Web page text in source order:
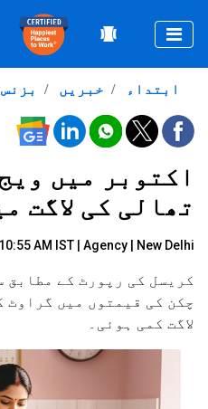
بزنس خبریں ابتداء
اکتوبر میں
تھالی کی لاگت
AM IST | Agency | New Delhi
کریسل کی رپورٹ کے مطابق
چکن کی قیمتوں میں گراوٹ
لاگت کمی ہوئی۔